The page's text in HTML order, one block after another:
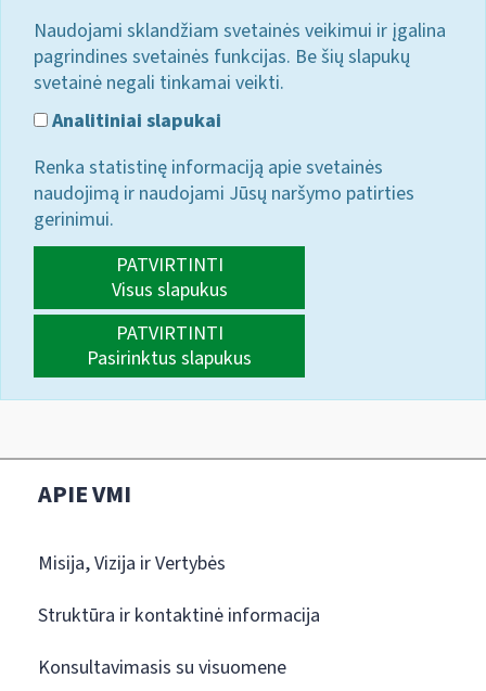
Naudojami sklandžiam svetainės veikimui ir įgalina
pagrindines svetainės funkcijas. Be šių slapukų
svetainė negali tinkamai veikti.
Analitiniai slapukai
Renka statistinę informaciją apie svetainės
naudojimą ir naudojami Jūsų naršymo patirties
gerinimui.
PATVIRTINTI
Visus slapukus
PATVIRTINTI
Pasirinktus slapukus
APIE VMI
Misija, Vizija ir Vertybės
Struktūra ir kontaktinė informacija
Konsultavimasis su visuomene